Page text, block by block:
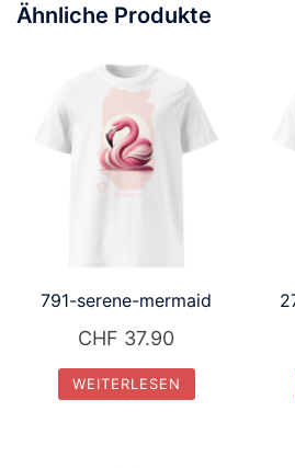
Ähnliche Produkte
791-serene-mermaid
CHF 37.90
WEITERLESEN